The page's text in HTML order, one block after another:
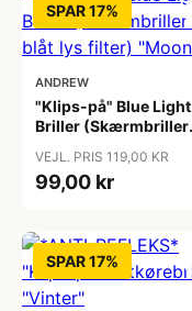
SPAR 17%
ANDREW
"Klips-på" Blue Light
Briller (Skærmbriller
"Moon"
VEJL. PRIS 119,00 KR
99,00 kr
SPAR 17%